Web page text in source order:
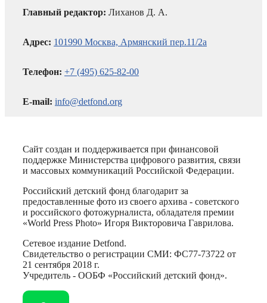
Главный редактор: Лиханов Д. А.
Адрес: 101990 Москва, Армянский пер.11/2а
Телефон: +7 (495) 625-82-00
E-mail: info@detfond.org
Сайт создан и поддерживается при финансовой
поддержке Министерства цифрового развития, связи
и массовых коммуникаций Российской Федерации.
Российский детский фонд благодарит за
предоставленные фото из своего архива - советского
и российского фотожурналиста, обладателя премии
«World Press Photo» Игоря Викторовича Гаврилова.
Сетевое издание Detfond.
Свидетельство о регистрации СМИ: ФС77-73722 от
21 сентября 2018 г.
Учредитель - ООБФ «Российский детский фонд».